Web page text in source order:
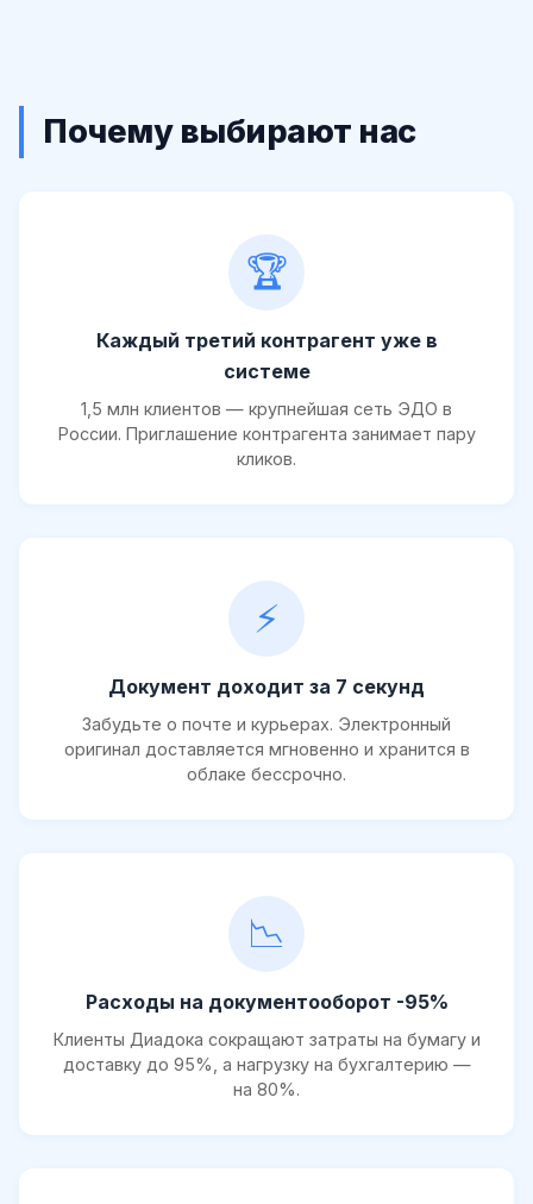
Почему выбирают нас
🏆
Каждый третий контрагент уже в
системе
1,5 млн клиентов — крупнейшая сеть ЭДО в
России. Приглашение контрагента занимает пару
кликов.
⚡
Документ доходит за 7 секунд
Забудьте о почте и курьерах. Электронный
оригинал доставляется мгновенно и хранится в
облаке бессрочно.
📉
Расходы на документооборот -95%
Клиенты Диадока сокращают затраты на бумагу и
доставку до 95%, а нагрузку на бухгалтерию —
на 80%.